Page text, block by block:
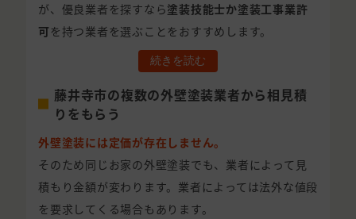
が、優良業者を探すなら塗装技能士か塗装工事業許
可 を持つ業者を選ぶことをおすすめします。
続きを読む
藤井寺市の複数の外壁塗装業者から相見積
りをもらう
外壁塗装には定価が存在しません。
そのため同じお家の外壁塗装でも、業者によって見
積もり金額が変わります。業者によっては法外な値段
を要求してくる場合もあります。